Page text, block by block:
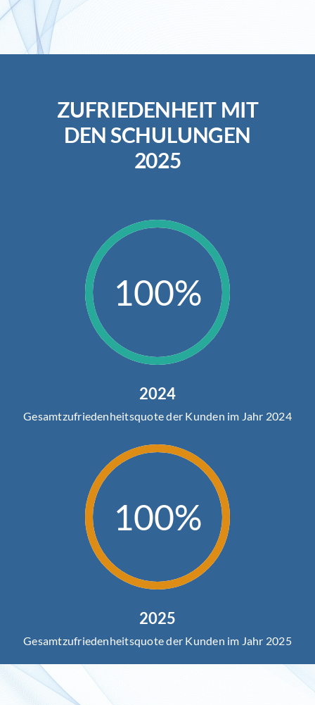
ZUFRIEDENHEIT MIT
DEN SCHULUNGEN
2025
100%
2024
Gesamtzufriedenheitsquote der Kunden im Jahr 2024
100%
2025
Gesamtzufriedenheitsquote der Kunden im Jahr 2025